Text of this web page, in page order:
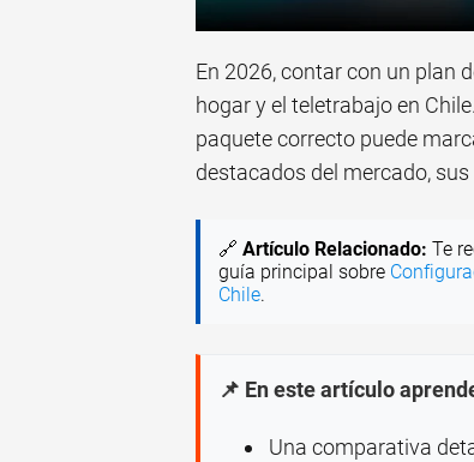
En 2026, contar con un plan
hogar y el teletrabajo en
paquete correcto puede
destacados del mercado,
🔗 Artículo Relacionado: Te
guía principal sobre
Chile.
📌 En este artículo
Una comparativa